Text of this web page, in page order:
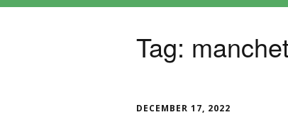
Tag:
DECEMBER 17, 2022